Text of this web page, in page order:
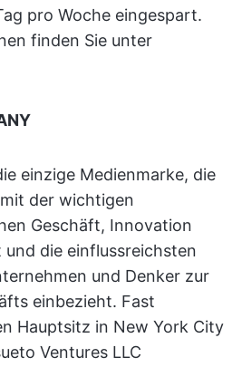
pro Woche eingespart.
finden Sie unter
einzige Medienmarke, die
der wichtigen
Geschäft, Innovation
und die einflussreichsten
und Denker zur
einbezieht. Fast
Hauptsitz in New York City
Ventures LLC